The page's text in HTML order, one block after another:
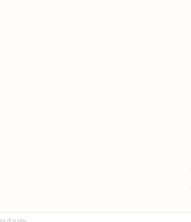
di u situ